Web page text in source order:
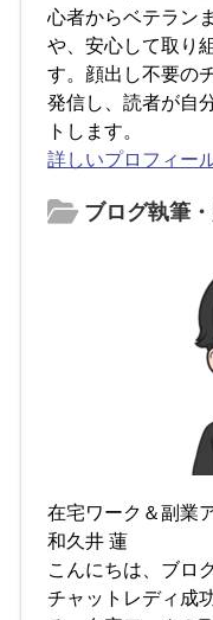
心者からベテラン
や、安心して取り
す。顔出し不要の
発信し、読者が自
トします。
詳しいプロフィー
ブログ執筆
在宅ワーク＆副業
和久井 蓮
こんにちは、ブロ
チャットレディ成